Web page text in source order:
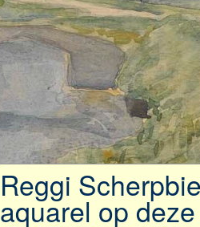
Reggi
aquarel op